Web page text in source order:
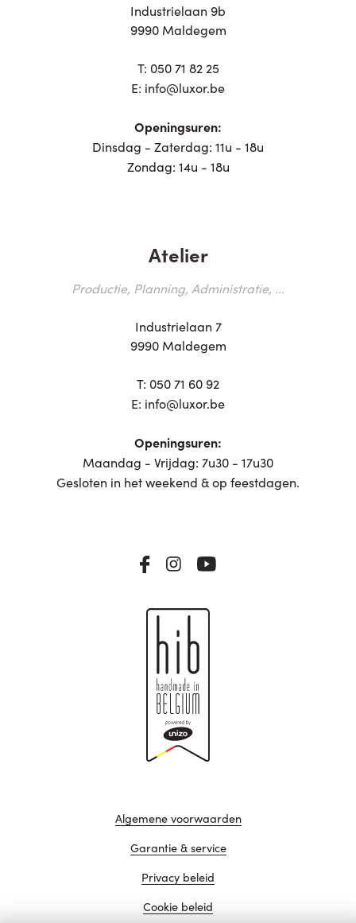
Industrielaan 9b
9990 Maldegem
T: 050 71 82 25
E: info@luxor.be
Openingsuren:
Dinsdag - Zaterdag: 11u - 18u
Zondag: 14u - 18u
Atelier
Productie, Planning, Administratie, ...
Industrielaan 7
9990 Maldegem
T: 050 71 60 92
E: info@luxor.be
Openingsuren:
Maandag - Vrijdag: 7u30 - 17u30
Gesloten in het weekend & op feestdagen.
Algemene voorwaarden
Garantie & service
Privacy beleid
Cookie beleid